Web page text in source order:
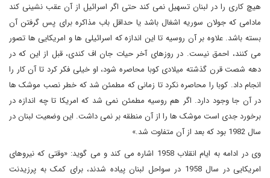
هیچ کاری را در لبنان تسهیل نمی کند حتی اگر اسرائیل از آن عقب نشینی کند
مادامی که جولان سوریه اشغال باشد یا حداقل باب مذاکره برای پس گرفتن آن
بسته باشد. علاوه بر آن روسیه تا این اندازه که اسرائیلی ها و امریکایی ها تصور
می کنند، احمق نیست. در روزهای آخر حیات جان اف کندی، قبل از این که در
دهه شصت قرن گذشته میلادی کوبا محاصره شود، او خیلی فکر کرد تا آن کار را
انجام داد. کوبا را محاصره نکرد تا زمانی که مطمئن شد که خطر نصب موشک ها
در آن جا وجود دارد. اگر هم روسیه مطمئن نمی شد که امریکا تا چه اندازه در
برخورد جدی است موشک ها را از آن منطقه بر نمی داشت. این وضعیت لبنان در
سال 1982 بود که بعد از آن متفاوت شد.»
وی در ادامه به ایام انقلاب 1958 اشاره می کند و می گوید: «وقتی که نیروهای
امریکایی در سال 1958 در سواحل لبنان پیاده شدند، برای کمک به پرزیدنت